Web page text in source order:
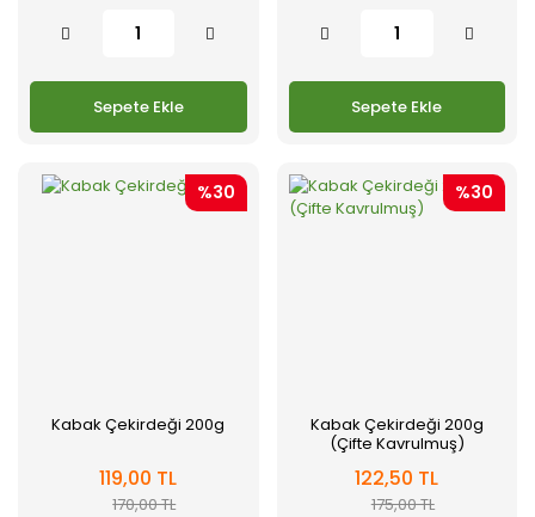
Sepete Ekle Sepete Ekle
%30
Kabak Çekirdeği 200g
119,00 TL
170,00 TL
%30
Kabak Çekirdeği 200g
(Çifte Kavrulmuş)
122,50 TL
175,00 TL